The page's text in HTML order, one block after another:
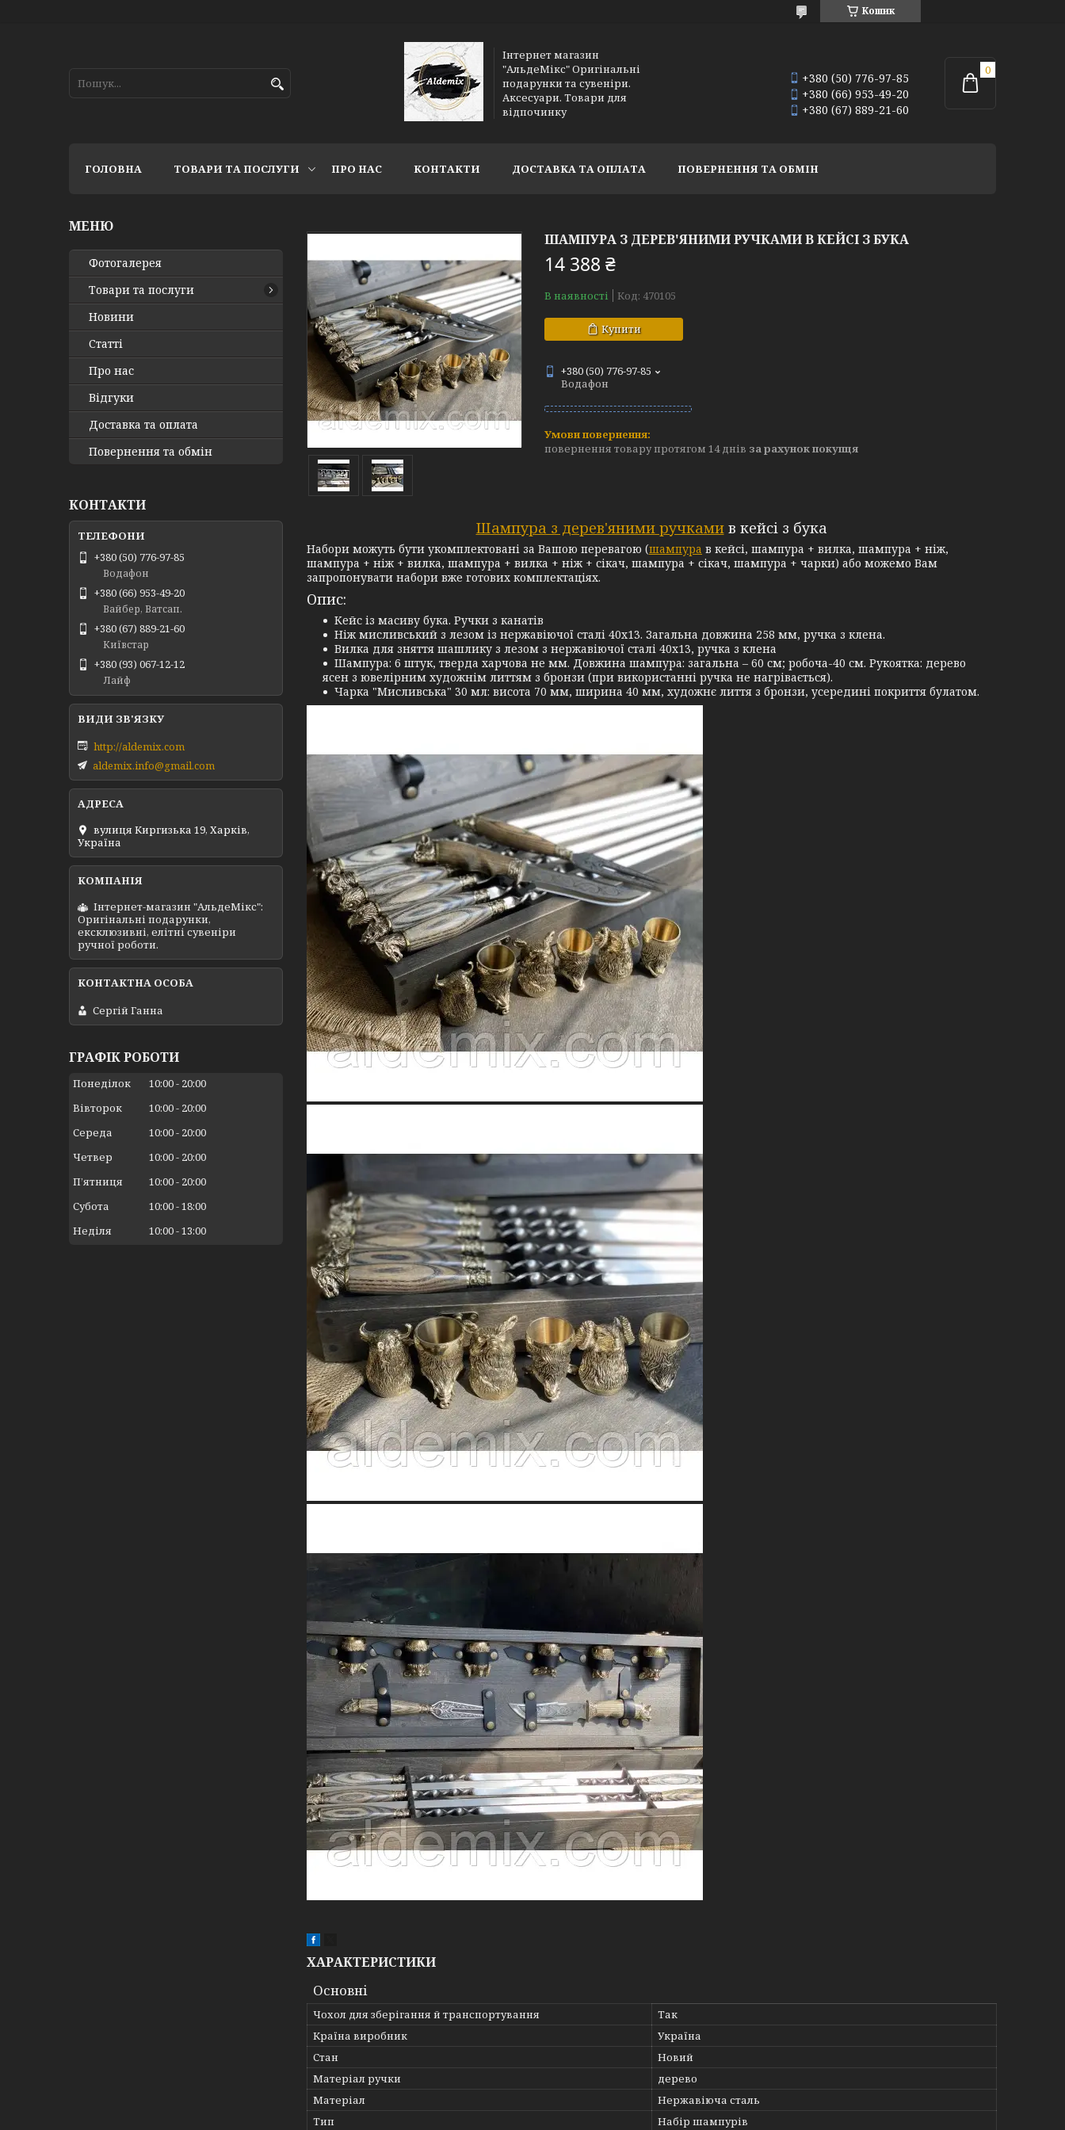
Кошик
Інтернет магазин
"АльдеМікс" Оригінальні
подарунки та сувеніри.
Аксесуари. Товари для
відпочинку
+380 (50) 776-97-85
+380 (66) 953-49-20
+380 (67) 889-21-60
ГОЛОВНА ТОВАРИ ТА ПОСЛУГИ ПРО НАС КОНТАКТИ ДОСТАВКА ТА ОПЛАТА ПОВЕРНЕННЯ ТА ОБМІН
ШАМПУРА З ДЕРЕВ'ЯНИМИ РУЧКАМИ В КЕЙСІ З БУКА
14 388 ₴
В наявності Код: 470105
Купити
+380 (50) 776-97-85
Водафон
повернення товару протягом 14 днів за рахунок покупця
Шампура з дерев'яними ручкамив кейсі з бука
Набори можуть бути укомплектовані за Вашою перевагою (шампура в кейсі, шампура + вилка, шампура + ніж,
шампура + ніж + вилка, шампура + вилка + ніж + сікач, шампура + сікач, шампура + чарки) або можемо Вам
запропонувати набори вже готових комплектаціях.
Опис:
Кейс із масиву бука. Ручки з канатів
Ніж мисливський з лезом із нержавіючої сталі 40х13. Загальна довжина 258 мм, ручка з клена.
Вилка для зняття шашлику з лезом з нержавіючої сталі 40х13, ручка з клена
Шампура: 6 штук, тверда харчова не мм. Довжина шампура: загальна – 60 см; робоча-40 см. Рукоятка: дерево
ясен з ювелірним художнім литтям з бронзи (при використанні ручка не нагрівається).
Чарка "Мисливська" 30 мл: висота 70 мм, ширина 40 мм, художнє лиття з бронзи, усередині покриття булатом.
ХАРАКТЕРИСТИКИ
Основні
Чохол для зберігання й транспортування
Так
Країна виробник
Україна
Стан
Новий
Матеріал ручки
дерево
Матеріал
Нержавіюча сталь
Тип
Набір шампурів
Фотогалерея
Товари та послуги
Новини
Статті
Про нас
Відгуки
Доставка та оплата
Повернення та обмін
КОНТАКТИ
+380 (50) 776-97-85
Водафон
+380 (66) 953-49-20
Вайбер, Ватсап.
+380 (67) 889-21-60
Київстар
+380 (93) 067-12-12
Лайф
http://aldemix.com
aldemix.info@gmail.com
вулиця Киргизька 19, Харків,
Україна
Інтернет-магазин "АльдеМікс":
Оригінальні подарунки,
ексклюзивні, елітні сувеніри
ручної роботи.
Сергій Ганна
ГРАФІК РОБОТИ
Понеділок 10:00
20:00
Вівторок
10:00
20:00
Середа
10:00
20:00
Четвер
10:00
20:00
Пʼятниця
10:00
20:00
Субота
10:00 18:00
Неділя
10:00 13:00